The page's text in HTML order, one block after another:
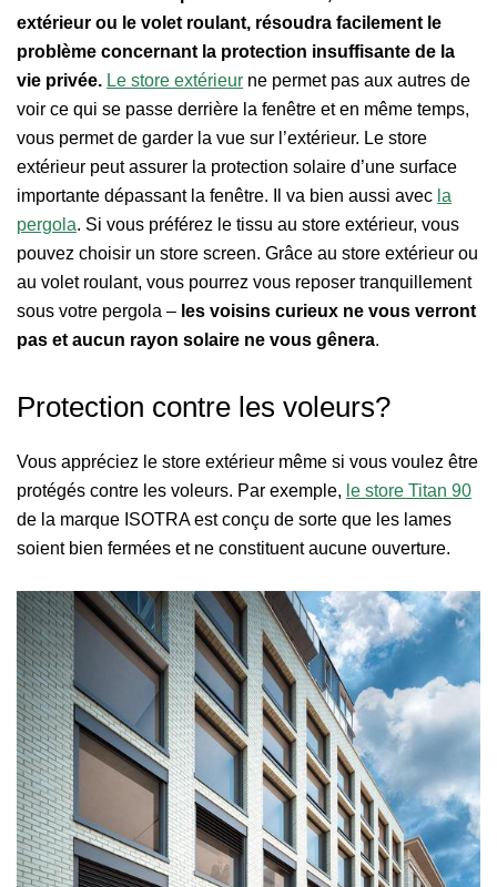
extérieur ou le volet roulant, résoudra facilement le
problème concernant la protection insuffisante de la
vie privée. Le store extérieur ne permet pas aux autres de
voir ce qui se passe derrière la fenêtre et en même temps,
vous permet de garder la vue sur l’extérieur. Le store
extérieur peut assurer la protection solaire d’une surface
importante dépassant la fenêtre. Il va bien aussi avec la
pergola. Si vous préférez le tissu au store extérieur, vous
pouvez choisir un store screen. Grâce au store extérieur ou
au volet roulant, vous pourrez vous reposer tranquillement
sous votre pergola – les voisins curieux ne vous verront
pas et aucun rayon solaire ne vous gênera.
Protection contre les voleurs?
Vous appréciez le store extérieur même si vous voulez être
protégés contre les voleurs. Par exemple, le store Titan 90
de la marque ISOTRA est conçu de sorte que les lames
soient bien fermées et ne constituent aucune ouverture.